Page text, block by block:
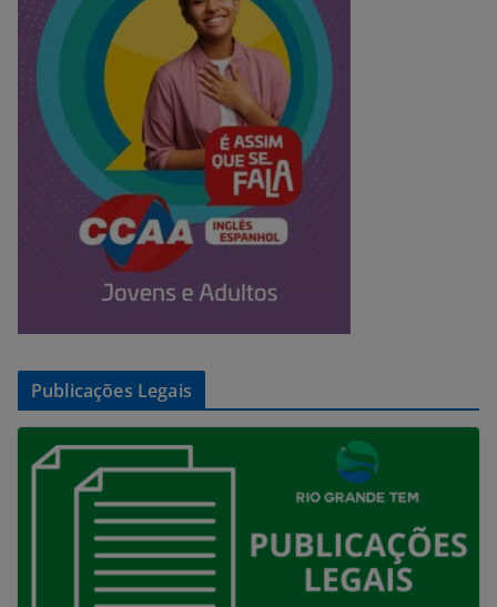
Publicações Legais